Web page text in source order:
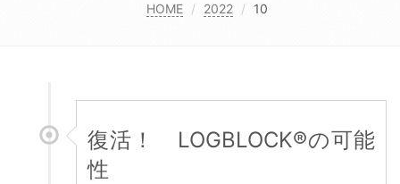
HOME 2022 10
復活！ LOGBLOCK®︎の可能
性